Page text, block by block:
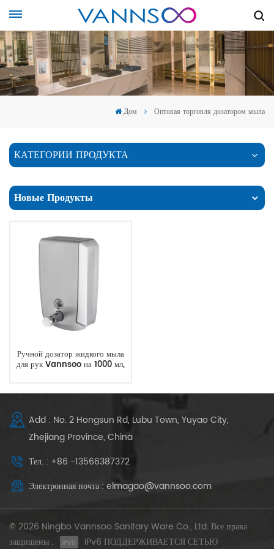
Дом Оптовая торговля дозатором мыла
КАТЕГОРИИ ПРОДУКТА
Новые Продукты
Ручной дозатор жидкого мыла
для рук Vannsoo на 1000 мл,
Add : No. 2 Hongsun Rd, Lubu Town, Yuyao City,
Zhejiang Province, China
Тел. : +86 -13566387372
Электронная почта : elmagao@vannsoo.com
© 2026 Ningbo Vannsoo Sanitary Ware Co., Ltd. Все права
защищены .
IPv6 ПОДДЕРЖИВАЕТСЯ СЕТЬЮ